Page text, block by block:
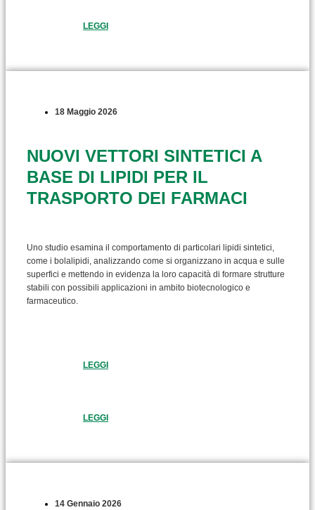
LEGGI
18 Maggio 2026
NUOVI VETTORI SINTETICI A
BASE DI LIPIDI PER IL
TRASPORTO DEI FARMACI
Uno studio esamina il comportamento di particolari lipidi sintetici,
come i bolalipidi, analizzando come si organizzano in acqua e sulle
superfici e mettendo in evidenza la loro capacità di formare strutture
stabili con possibili applicazioni in ambito biotecnologico e
farmaceutico.
LEGGI
LEGGI
14 Gennaio 2026